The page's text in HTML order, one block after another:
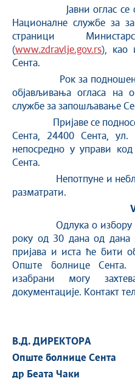
Јавни оглас се
Националне службе за
страници
(www.zdravlje.gov.rs), као
Сента.
Рок за подношење
објављивања огласа на
службе за запошљавање
Пријаве се подносе
Сента, 24400 Сента,
непосредно у управи
Сента.
Непотпуне и
разматрати.
Одлука о избору
року од 30 дана од дана
пријава и иста ће бити
Опште болнице Сента.
изабрани могу
документације.
В.Д. ДИРЕКТОРА
Опште болнице Сента
др Беата Чаки